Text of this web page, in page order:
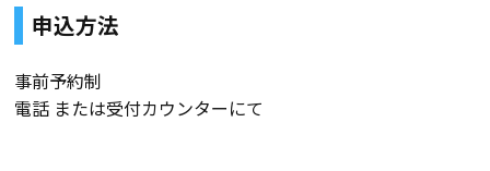
申込方法
事前予約制
電話 または受付カウンターにて